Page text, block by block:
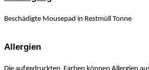
Beschädigte Mousepad in Restmüll Tonne
Allergien